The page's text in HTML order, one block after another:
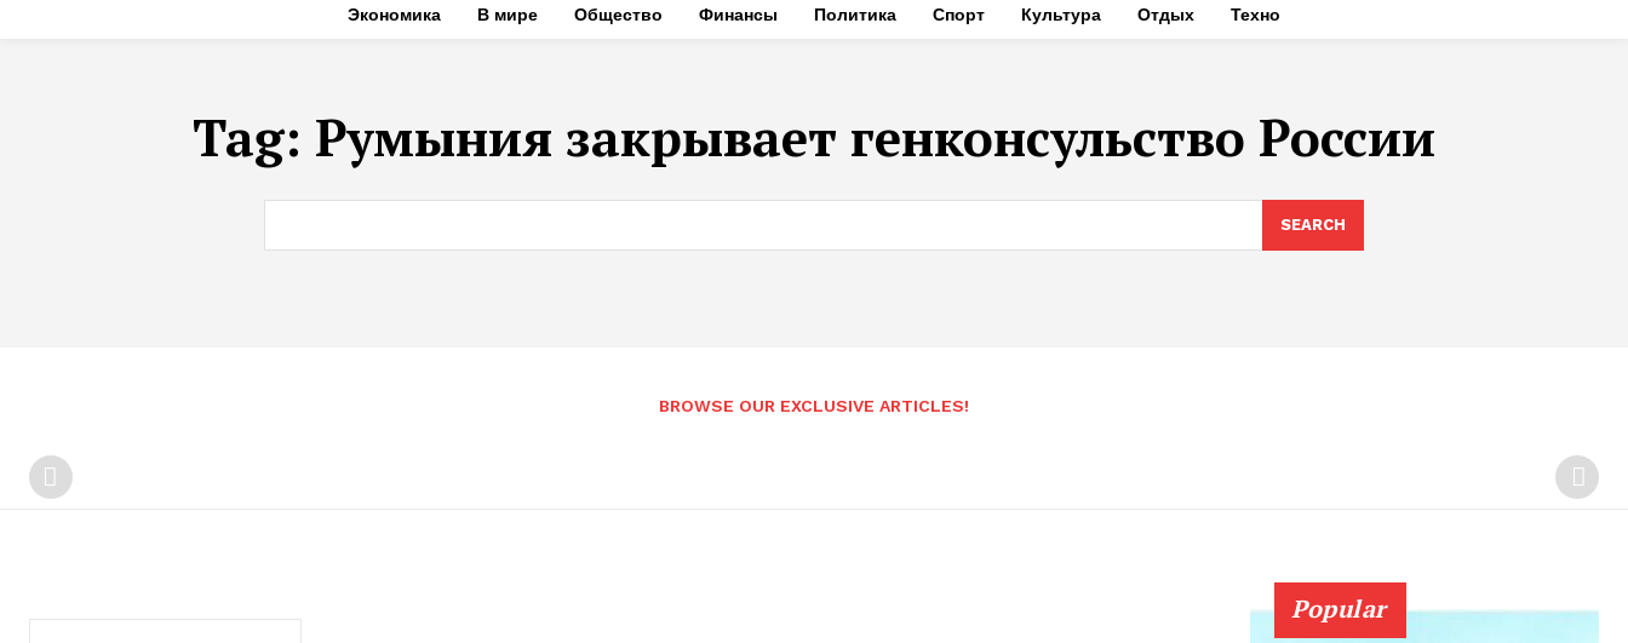
Экономика В мире Общество Финансы Политика Спорт Культура Отдых Техно
Tag: Румыния закрывает генконсульство России
SEARCH
BROWSE OUR EXCLUSIVE ARTICLES!
Popular